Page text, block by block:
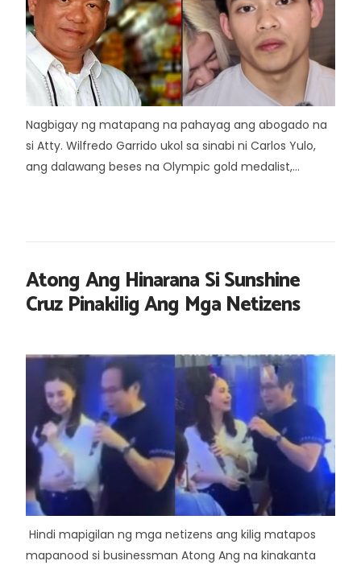
Nagbigay ng matapang na pahayag ang abogado na
si Atty. Wilfredo Garrido ukol sa sinabi ni Carlos Yulo,
ang dalawang beses na Olympic gold medalist,...
Atong Ang Hinarana Si Sunshine
Cruz Pinakilig Ang Mga Netizens
Hindi mapigilan ng mga netizens ang kilig matapos
mapanood si businessman Atong Ang na kinakanta